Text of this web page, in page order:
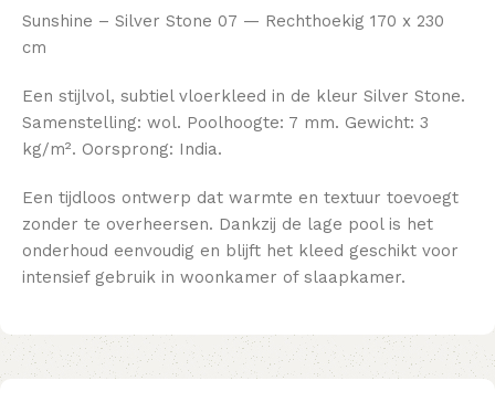
Sunshine – Silver Stone 07 — Rechthoekig 170 x 230
cm
Een stijlvol, subtiel vloerkleed in de kleur Silver Stone.
Samenstelling: wol. Poolhoogte: 7 mm. Gewicht: 3
kg/m². Oorsprong: India.
Een tijdloos ontwerp dat warmte en textuur toevoegt
zonder te overheersen. Dankzij de lage pool is het
onderhoud eenvoudig en blijft het kleed geschikt voor
intensief gebruik in woonkamer of slaapkamer.